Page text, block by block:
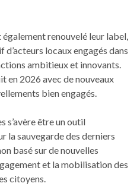
également renouvelé leur label,
locaux engagés dans
ambitieux et innovants.
en 2026 avec de nouveaux
bien engagés.
s’avère être un outil
la sauvegarde des derniers
basé sur de nouvelles
et la mobilisation des
citoyens.